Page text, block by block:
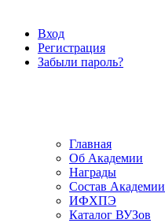
Вход
Регистрация
Забыли пароль?
Главная
Об Академии
Награды
Состав Академии
ИФХПЭ
Каталог ВУЗов